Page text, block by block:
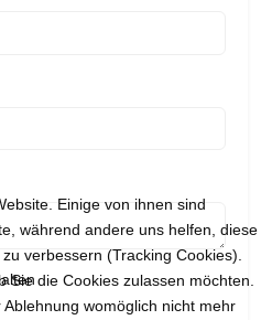
Einige von ihnen sind
während andere uns helfen, diese
verbessern (Tracking Cookies).
die Cookies zulassen möchten.
womöglich nicht mehr